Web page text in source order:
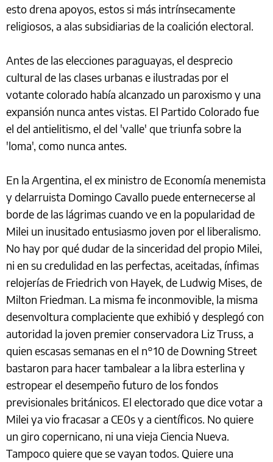
esto drena apoyos, estos si más intrínsecamente
religiosos, a alas subsidiarias de la coalición electoral.
Antes de las elecciones paraguayas, el desprecio
cultural de las clases urbanas e ilustradas por el
votante colorado había alcanzado un paroxismo y una
expansión nunca antes vistas. El Partido Colorado fue
el del antielitismo, el del 'valle' que triunfa sobre la
'loma', como nunca antes.
En la Argentina, el ex ministro de Economía menemista
y delarruista Domingo Cavallo puede enternecerse al
borde de las lágrimas cuando ve en la popularidad de
Milei un inusitado entusiasmo joven por el liberalismo.
No hay por qué dudar de la sinceridad del propio Milei,
ni en su credulidad en las perfectas, aceitadas, ínfimas
relojerías de Friedrich von Hayek, de Ludwig Mises, de
Milton Friedman. La misma fe inconmovible, la misma
desenvoltura complaciente que exhibió y desplegó con
autoridad la joven premier conservadora Liz Truss, a
quien escasas semanas en el n°10 de Downing Street
bastaron para hacer tambalear a la libra esterlina y
estropear el desempeño futuro de los fondos
previsionales británicos. El electorado que dice votar a
Milei ya vio fracasar a CE0s y a científicos. No quiere
un giro copernicano, ni una vieja Ciencia Nueva.
Tampoco quiere que se vayan todos. Quiere una